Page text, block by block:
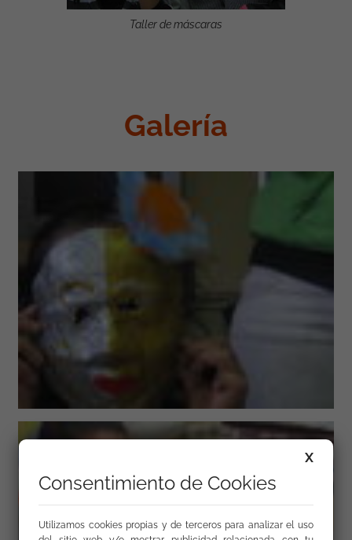
Taller de máscaras
Galería
X
Consentimiento de Cookies
Utilizamos cookies propias y de terceros para analizar el uso